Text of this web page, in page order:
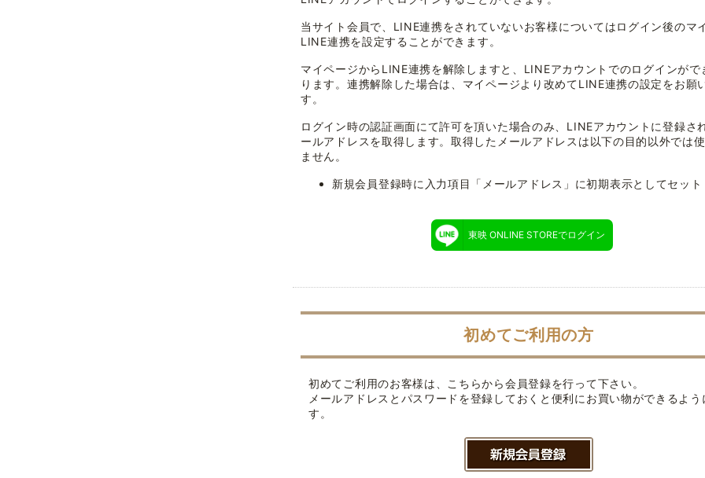
当サイト会員で、LINE連携をされていないお客様についてはログイン後のマ
LINE連携を設定することができます。
マイページからLINE連携を解除しますと、LINEアカウントでのログインがで
ります。連携解除した場合は、マイページより改めてLINE連携の設定をお願
す。
ログイン時の認証画面にて許可を頂いた場合のみ、LINEアカウントに登録さ
ールアドレスを取得します。取得したメールアドレスは以下の目的以外では
ません。
新規会員登録時に入力項目「メールアドレス」に初期表示としてセット
東映 ONLINE STOREでログイン
初めてご利用の方
初めてご利用のお客様は、こちらから会員登録を行って下さい。
メールアドレスとパスワードを登録しておくと便利にお買い物ができるよう
す。